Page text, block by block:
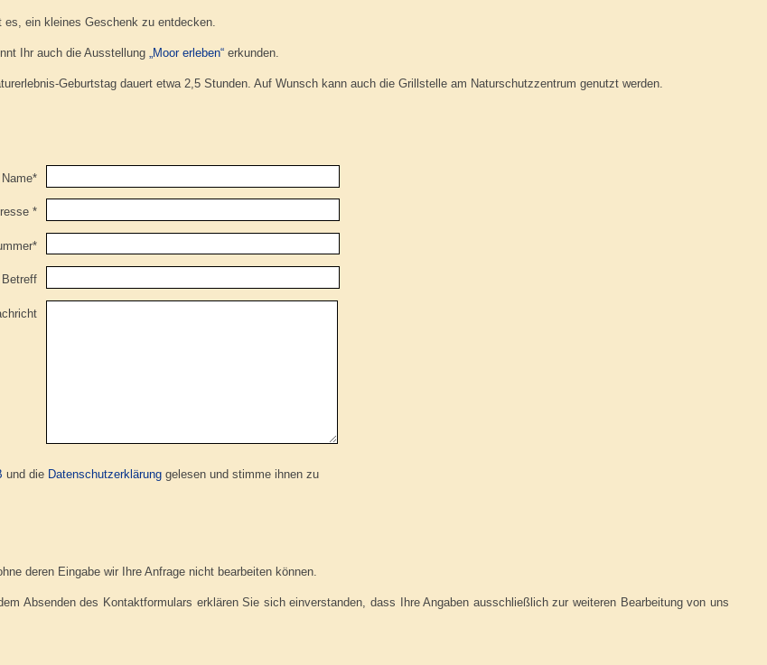
ein kleines Geschenk zu entdecken.
Ihr auch die Ausstellung „Moor erleben“erkunden.
Geburtstag dauert etwa 2,5 Stunden. Auf Wunsch kann auch die Grillstelle am Naturschutzzentrum genutzt werden.
Name*
*
Betreff
und die Datenschutzerklärunggelesen und stimme ihnen zu
deren Eingabe wir Ihre Anfrage nicht bearbeiten können.
Absenden des Kontaktformulars erklären Sie sich einverstanden, dass Ihre Angaben ausschließlich zur weiteren Bearbeitung von uns